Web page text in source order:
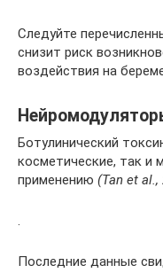
Следуйте
снизит риск
воздействия на
Ботулинический
косметические, так и
применению (Tan et al.,
.
Последние данные